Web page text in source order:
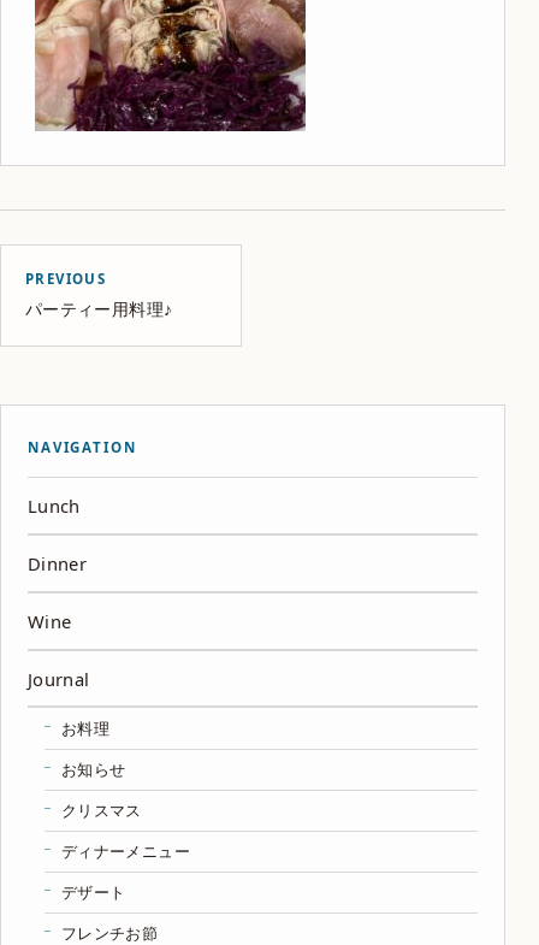
PREVIOUS
パーティー用料理♪
NAVIGATION
Lunch
Dinner
Wine
Journal
お料理
お知らせ
クリスマス
ディナーメニュー
デザート
フレンチお節